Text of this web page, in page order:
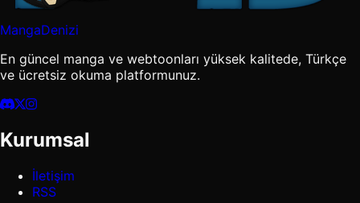
MangaDenizi
En güncel manga ve webtoonları yüksek kalitede, Türkçe
ve ücretsiz okuma platformunuz.
Kurumsal
İletişim
RSS